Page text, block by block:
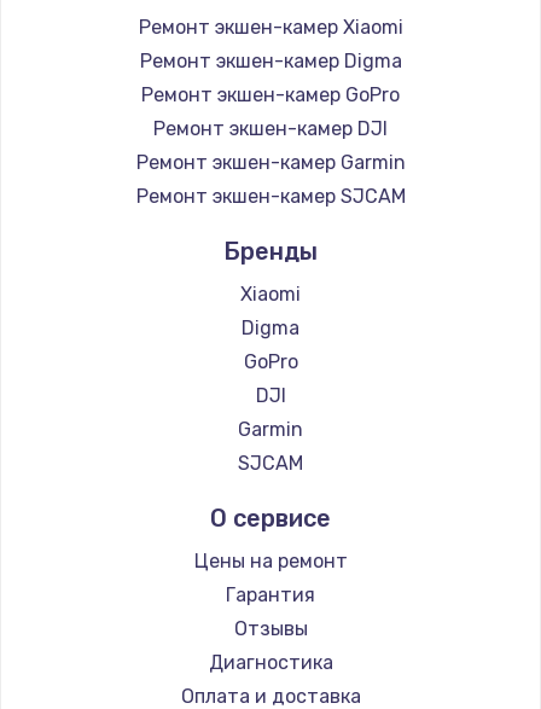
Замена / ремонт электронного модуля
управления
600 руб.
Заказать
Замена конфорки
Замена платы сенсора
900 руб.
Заказать
Замена регулятора режимов конфорки
Замена сенсорного датчика
1300 руб.
Заказать
Ремонт экшен-камер Xiaomi
Ремонт экшен-камер Digma
Ремонт экшен-камер GoPro
Ремонт экшен-камер DJI
Ремонт экшен-камер Garmin
Ремонт экшен-камер SJCAM
Бренды
Xiaomi
Digma
GoPro
DJI
Garmin
SJCAM
О сервисе
Цены на ремонт
Гарантия
Отзывы
Диагностика
Оплата и доставка